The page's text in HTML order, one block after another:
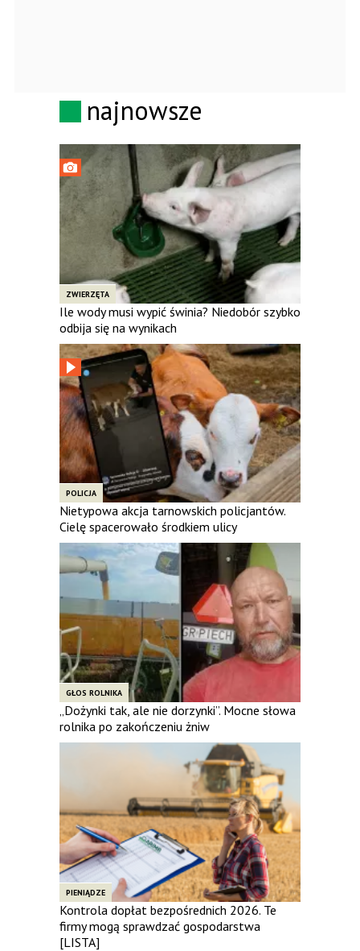
najnowsze
ZWIERZĘTA
Ile wody musi wypić świnia? Niedobór szybko
odbija się na wynikach
POLICJA
Nietypowa akcja tarnowskich policjantów.
Cielę spacerowało środkiem ulicy
GŁOS ROLNIKA
„Dożynki tak, ale nie dorzynki”. Mocne słowa
rolnika po zakończeniu żniw
PIENIĄDZE
Kontrola dopłat bezpośrednich 2026. Te
firmy mogą sprawdzać gospodarstwa
[LISTA]